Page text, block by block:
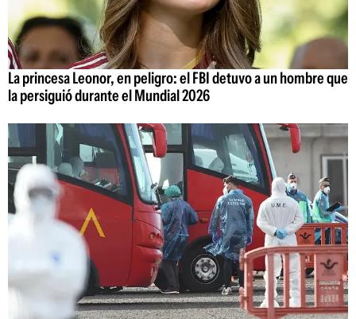
La princesa Leonor, en peligro: el FBI detuvo a un hombre que
la persiguió durante el Mundial 2026